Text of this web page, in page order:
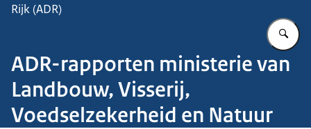
Rijk (ADR)
ADR-rapporten ministerie van
Landbouw, Visserij,
Voedselzekerheid en Natuur